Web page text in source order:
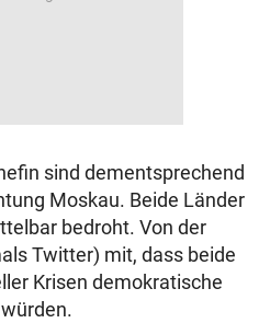
sind dementsprechend
Moskau. Beide Länder
bedroht. Von der
Twitter) mit, dass beide
Krisen demokratische